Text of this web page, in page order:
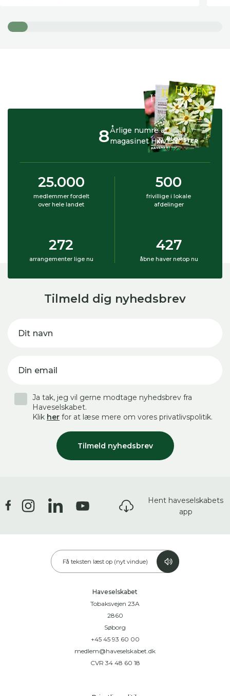
Årlige numre af
magasinet HAVEN
8
25.000
medlemmer fordelt
over hele landet
500
frivillige i lokale
afdelinger
272
arrangementer lige nu
427
åbne haver netop nu
Tilmeld dig nyhedsbrev
Dit navn
Din email
Tilmeld nyhedsbrev
Ja tak, jeg vil gerne modtage nyhedsbrev fra
Haveselskabet.
Klik her for at læse mere om vores privatlivspolitik.
Hent haveselskabets
app
Få teksten læst op (nyt vindue)
Haveselskabet
Tobaksvejen 23A
2860
Søborg
+45 45 93 60 00
medlem@haveselskabet.dk
CVR 34 48 60 18